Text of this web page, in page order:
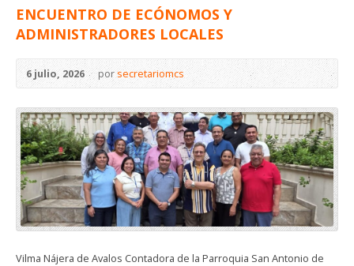
ENCUENTRO DE ECÓNOMOS Y
ADMINISTRADORES LOCALES
6 julio, 2026 porsecretariomcs
Vilma Nájera de Avalos Contadora de la Parroquia San Antonio de